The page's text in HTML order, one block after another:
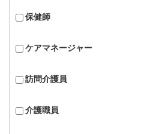
保健師
ケアマネージャー
訪問介護員
介護職員